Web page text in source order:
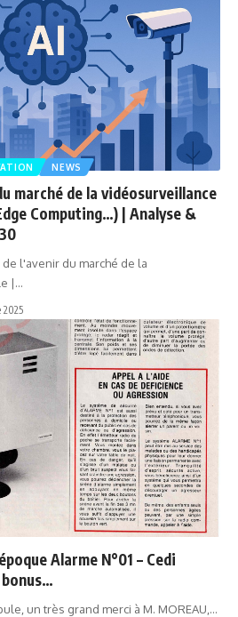
NEWS
marché de la vidéosurveillance
Computing…) | Analyse &
l'avenir du marché de la
|…
2025
Alarme N°01 – Cedi
un très grand merci à M. MOREAU,…